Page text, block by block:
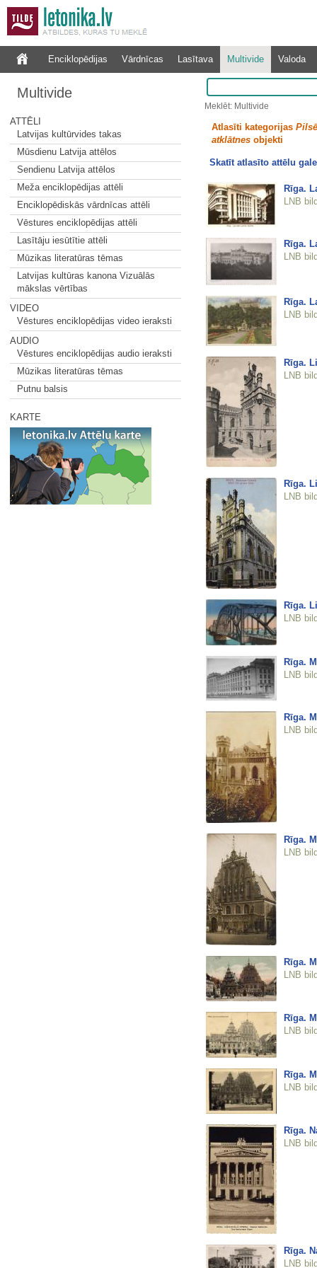
Enciklopēdijas Vārdnīcas Lasītava Multivide Valoda
Multivide
ATTĒLI
Latvijas kultūrvides takas
Mūsdienu Latvija attēlos
Sendienu Latvija attēlos
Meža enciklopēdijas attēli
Enciklopēdiskās vārdnīcas attēli
Vēstures enciklopēdijas attēli
Lasītāju iesūtītie attēli
Mūzikas literatūras tēmas
Latvijas kultūras kanona Vizuālās
mākslas vērtības
VIDEO
Vēstures enciklopēdijas video ieraksti
AUDIO
Vēstures enciklopēdijas audio ieraksti
Mūzikas literatūras tēmas
Putnu balsis
KARTE
Meklēt: Multivide
Atlasīti kategorijas
atklātnesobjekti
Skatīt atlasīto attēlu
Rīga.
LNB
Rīga.
LNB
Rīga.
LNB
Rīga.
LNB
Rīga.
LNB
Rīga.
LNB
Rīga.
LNB
Rīga.
LNB
Rīga.
LNB
Rīga.
LNB
Rīga.
LNB
Rīga.
LNB
Rīga.
LNB
Rīga.
LNB